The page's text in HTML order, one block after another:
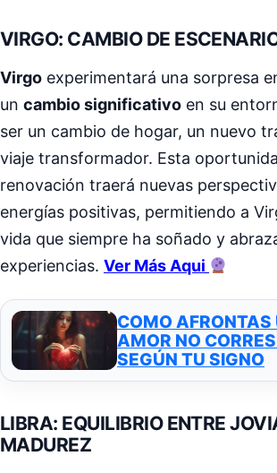
VIRGO: CAMBIO DE
Virgo experimentará una sorpresa
un cambio significativo en su
ser un cambio de hogar, un nuevo
viaje transformador. Esta
renovación traerá nuevas
energías positivas, permitiendo a
vida que siempre ha soñado y
experiencias. Ver Más Aqui
COMO AFRONTAS
AMOR NO
SEGÚN TU SIGNO
LIBRA: EQUILIBRIO ENTRE
MADUREZ